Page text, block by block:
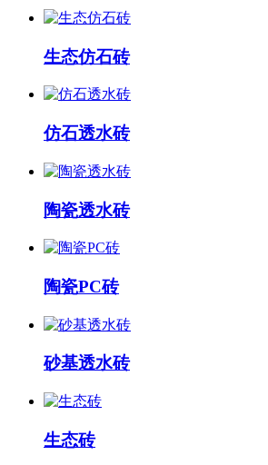
生态仿石砖
仿石透水砖
陶瓷透水砖
陶瓷PC砖
砂基透水砖
生态砖